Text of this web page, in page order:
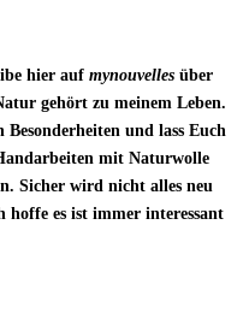
hier auf mynouvelles über
gehört zu meinem Leben.
und lass Euch
mit Naturwolle
Sicher wird nicht alles neu
hoffe es ist immer interessant